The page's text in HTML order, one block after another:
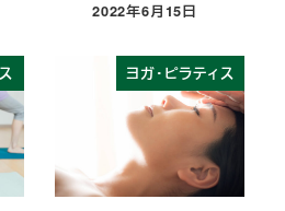
投稿日
2022年6月15日
ヨガ・ピラティス